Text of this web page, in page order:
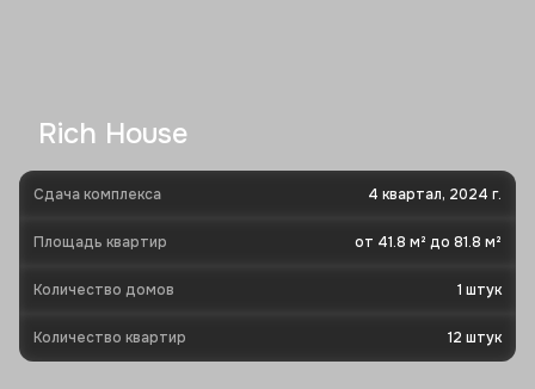
Rich House
Сдача комплекса 4 квартал, 2024 г.
Площадь квартир от 41.8 м² до 81.8 м²
Количество домов 1 штук
Количество квартир 12 штук